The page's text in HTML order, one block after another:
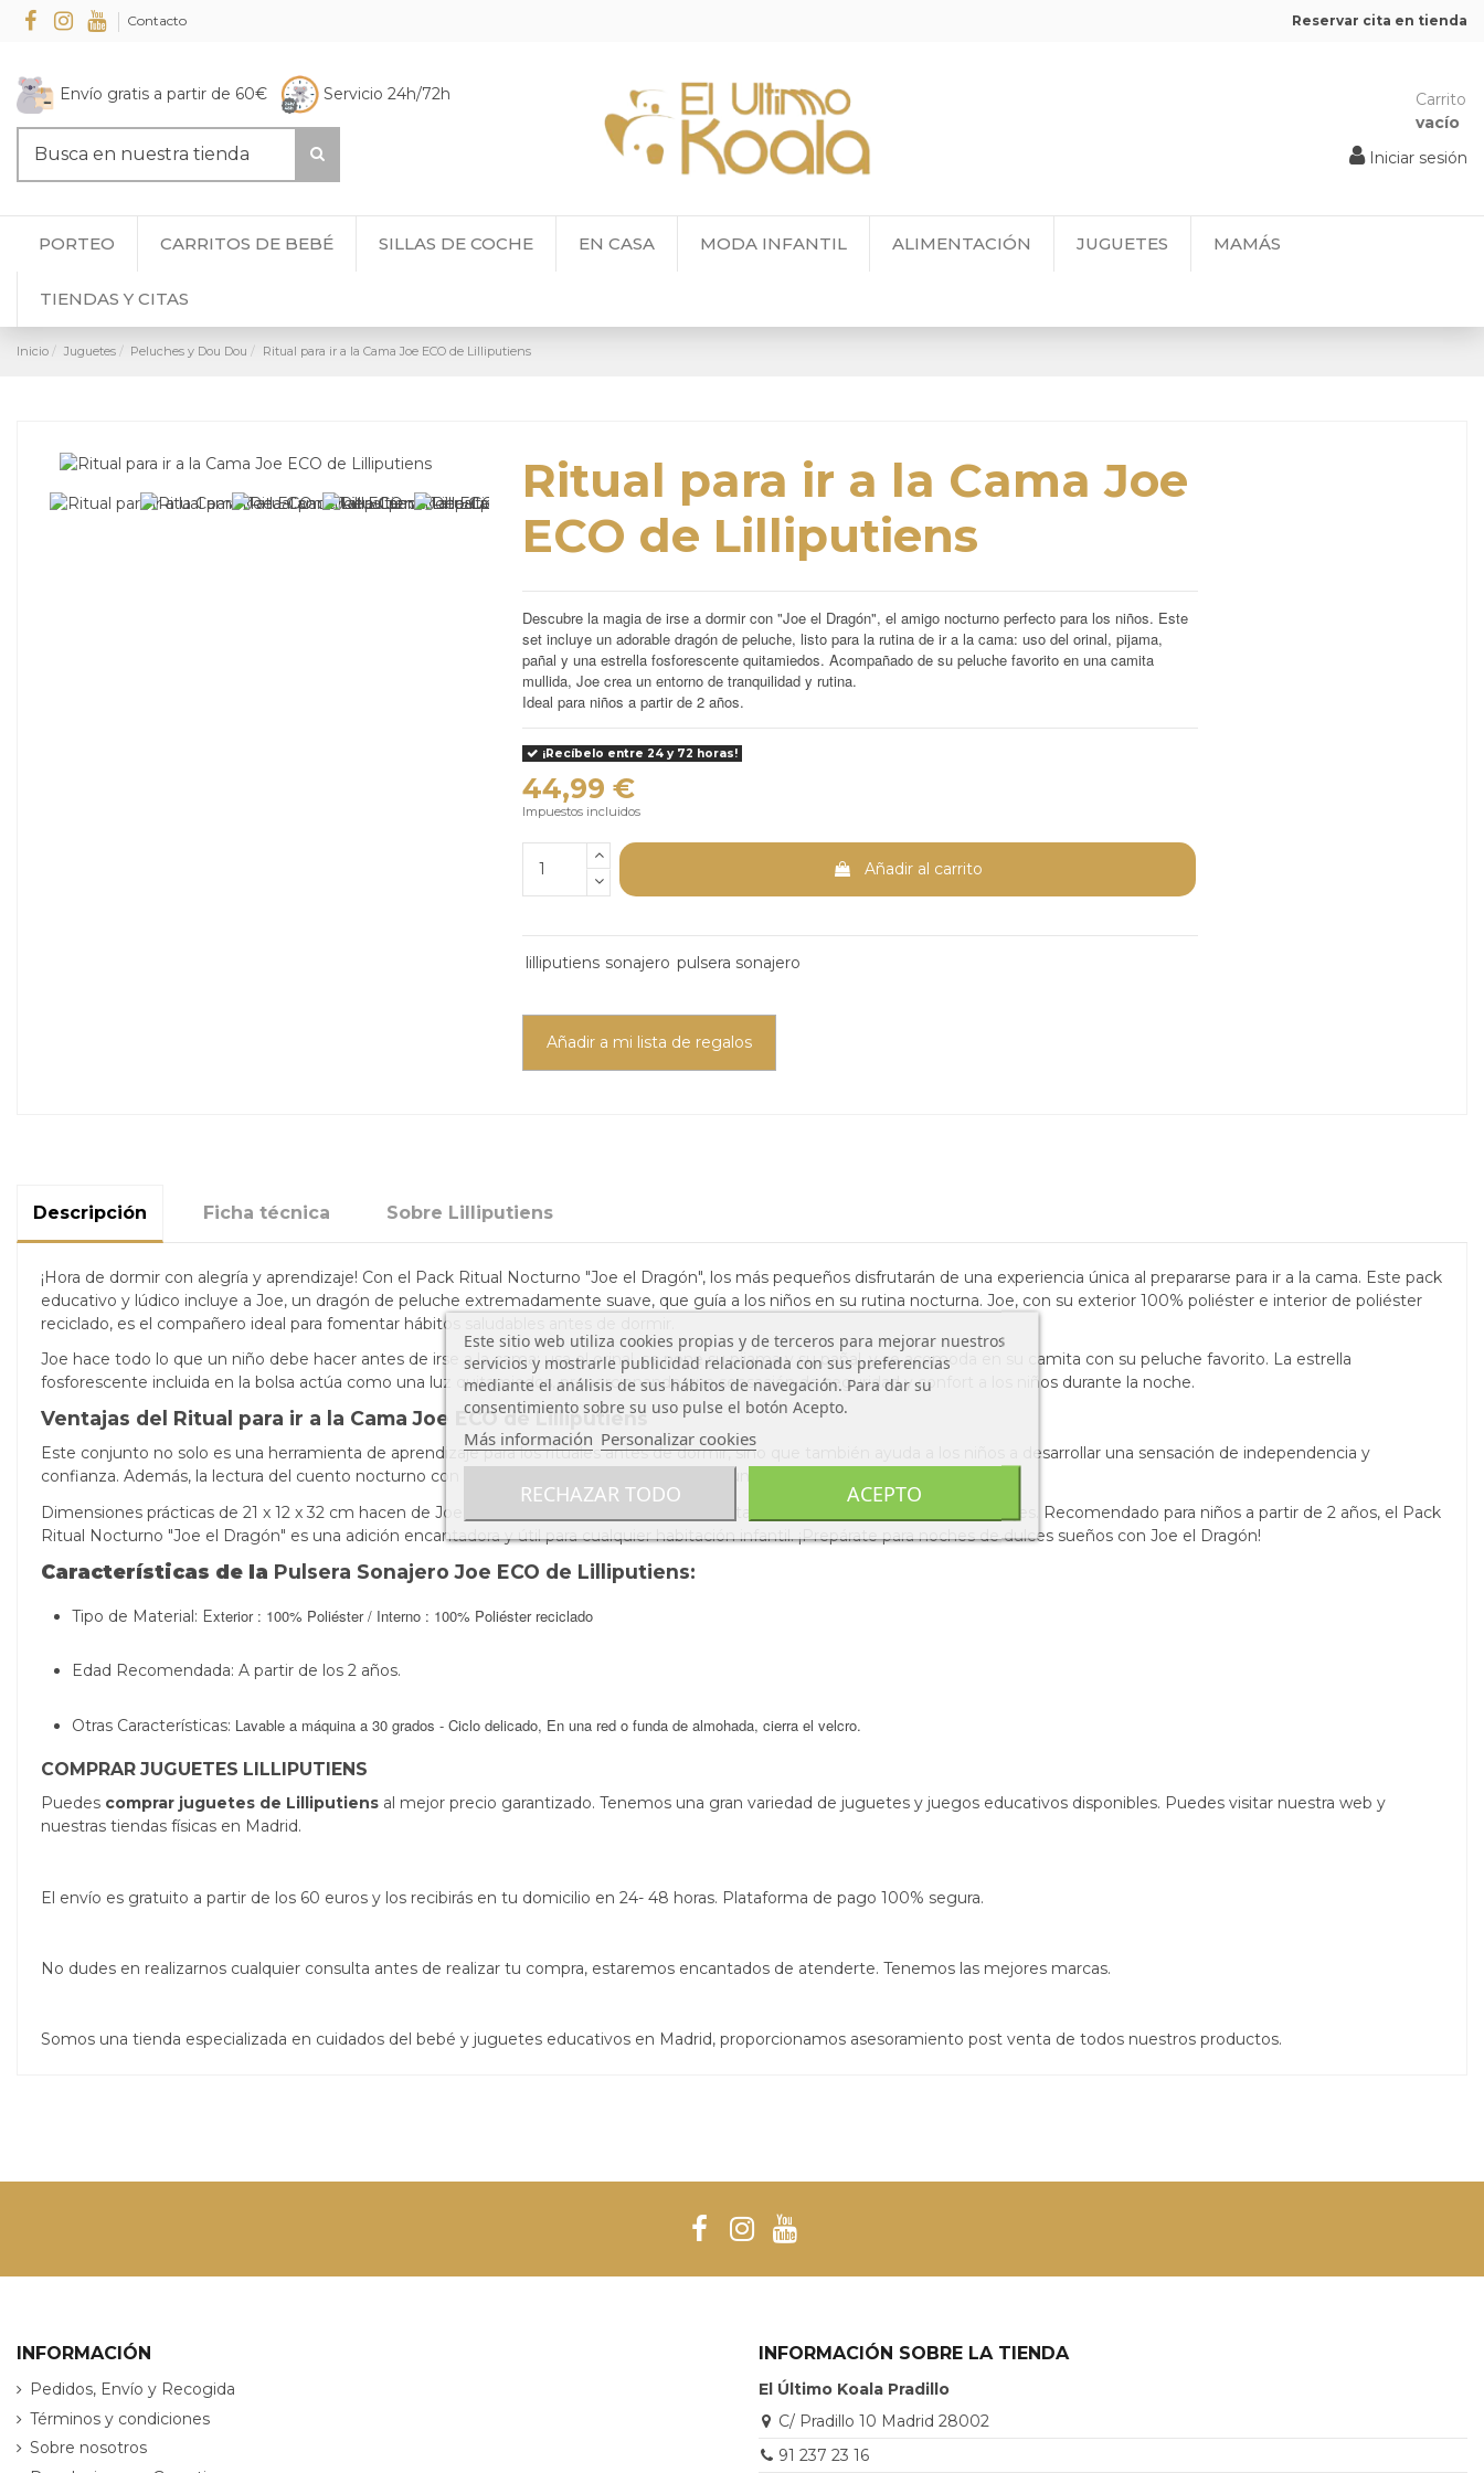
Contacto Reservar cita en tienda
Envío gratis a partir de 60€ Servicio 24h/72h
Carrito
vacío
Iniciar sesión
PORTEO CARRITOS DE BEBÉ SILLAS DE COCHE EN CASA MODA INFANTIL ALIMENTACIÓN JUGUETES MAMÁS
TIENDAS Y CITAS
Inicio Juguetes Peluches y Dou Dou Ritual para ir a la Cama Joe ECO de Lilliputiens
Ritual para ir a la Cama Joe
ECO de Lilliputiens
Descubre la magia de irse a dormir con "Joe el Dragón", el amigo nocturno perfecto para los niños. Este
set incluye un adorable dragón de peluche, listo para la rutina de ir a la cama: uso del orinal, pijama,
pañal y una estrella fosforescente quitamiedos. Acompañado de su peluche favorito en una camita
mullida, Joe crea un entorno de tranquilidad y rutina.
Ideal para niños a partir de 2 años.
¡Recíbelo entre 24 y 72 horas!
44,99 €
Impuestos incluidos
Añadir al carrito
lilliputiens sonajero pulsera sonajero
Añadir a mi lista de regalos
Descripción Ficha técnica Sobre Lilliputiens
¡Hora de dormir con alegría y aprendizaje! Con el Pack Ritual Nocturno "Joe el Dragón", los más pequeños disfrutarán de una experiencia única al prepararse para ir a la cama. Este pack
educativo y lúdico incluye a Joe, un dragón de peluche extremadamente suave, que guía a los niños en su rutina nocturna. Joe, con su exterior 100% poliéster e interior de poliéster
reciclado, es el compañero ideal para fomentar hábitos saludables antes de dormir.
Joe hace todo lo que un niño debe hacer antes de irse a la cama: usa el orinal, se pone su pijama y su pañal, y se acomoda en su camita con su peluche favorito. La estrella
fosforescente incluida en la bolsa actúa como una luz quitamiedos, proporcionando una sensación de seguridad y confort a los niños durante la noche.
Ventajas del Ritual para ir a la Cama Joe ECO de Lilliputiens
Este conjunto no solo es una herramienta de aprendizaje para los rituales antes de dormir, sino que también ayuda a los niños a desarrollar una sensación de independencia y
confianza. Además, la lectura del cuento nocturno con Joe fomenta un vínculo afectivo y una atmósfera relajante.
Dimensiones prácticas de 21 x 12 x 32 cm hacen de Joe el Dragón un compañero perfecto tanto para la cama como para los viajes. Recomendado para niños a partir de 2 años, el Pack
Ritual Nocturno "Joe el Dragón" es una adición encantadora y útil para cualquier habitación infantil. ¡Prepárate para noches de dulces sueños con Joe el Dragón!
Características de la Pulsera Sonajero Joe ECO de Lilliputiens:
Tipo de Material: Exterior : 100% Poliéster / Interno : 100% Poliéster reciclado
Edad Recomendada: A partir de los 2 años.
Otras Características: Lavable a máquina a 30 grados - Ciclo delicado, En una red o funda de almohada, cierra el velcro.
COMPRAR JUGUETES LILLIPUTIENS
Puedes comprar juguetes de Lilliputiens al mejor precio garantizado. Tenemos una gran variedad de juguetes y juegos educativos disponibles. Puedes visitar nuestra web y
nuestras tiendas físicas en Madrid.
El envío es gratuito a partir de los 60 euros y los recibirás en tu domicilio en 24- 48 horas. Plataforma de pago 100% segura.
No dudes en realizarnos cualquier consulta antes de realizar tu compra, estaremos encantados de atenderte. Tenemos las mejores marcas.
Somos una tienda especializada en cuidados del bebé y juguetes educativos en Madrid, proporcionamos asesoramiento post venta de todos nuestros productos.
INFORMACIÓN
Pedidos, Envío y Recogida
Términos y condiciones
Sobre nosotros
INFORMACIÓN SOBRE LA TIENDA
El Último Koala Pradillo
C/ Pradillo 10 Madrid 28002
91 237 23 16
Este sitio web utiliza cookies propias y de terceros para mejorar nuestros
servicios y mostrarle publicidad relacionada con sus preferencias
mediante el análisis de sus hábitos de navegación. Para dar su
consentimiento sobre su uso pulse el botón Acepto.
Más información Personalizar cookies
RECHAZAR TODO ACEPTO